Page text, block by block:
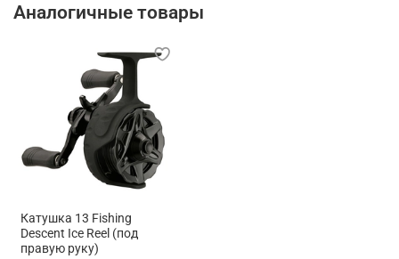
Аналогичные товары
Катушка 13 Fishing
Descent Ice Reel (под
правую руку)